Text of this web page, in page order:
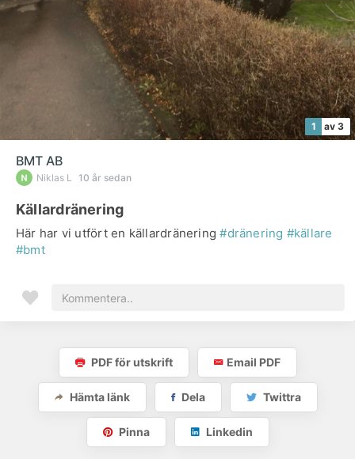
1 av 3
BMT AB
Niklas L 10 år sedan
Källardränering
Här har vi utfört en källardränering#dränering #källare
#bmt
PDF för utskrift Email PDF
Hämta länk Dela Twittra
Pinna Linkedin